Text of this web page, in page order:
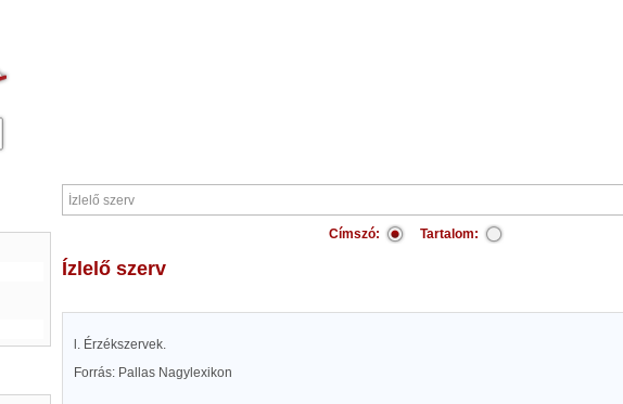
Címszó: Tartalom:
Ízlelő szerv
l. Érzékszervek.
Forrás: Pallas Nagylexikon